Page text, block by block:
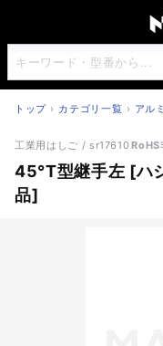
トップ カテゴリ一覧 アル
工業用はしご / sr17610 RoHS
45°T型継手左 [ハ
品]